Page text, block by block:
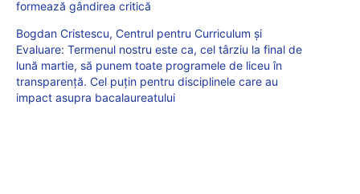
formează gândirea critică
Bogdan Cristescu, Centrul pentru Curriculum și
Evaluare: Termenul nostru este ca, cel târziu la final de
lună martie, să punem toate programele de liceu în
transparenţă. Cel puţin pentru disciplinele care au
impact asupra bacalaureatului